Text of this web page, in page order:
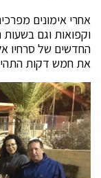
אחרי אימונים
וקפואות וגם
את חמש דקות